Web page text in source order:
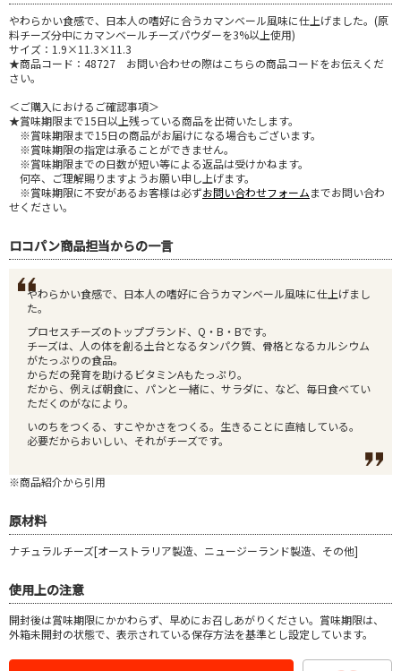
やわらかい食感で、日本人の嗜好に合うカマンベール風味に仕上げました。(原
料チーズ分中にカマンベールチーズパウダーを3%以上使用)
サイズ：1.9×11.3×11.3
★商品コード：48727 お問い合わせの際はこちらの商品コードをお伝えくだ
さい。
＜ご購入におけるご確認事項＞
★賞味期限まで15日以上残っている商品を出荷いたします。
※賞味期限まで15日の商品がお届けになる場合もございます。
※賞味期限の指定は承ることができません。
※賞味期限までの日数が短い等による返品は受けかねます。
何卒、ご理解賜りますようお願い申し上げます。
※賞味期限に不安があるお客様は必ずお問い合わせフォームまでお問い合わ
せください。
ロコパン商品担当からの一言
やわらかい食感で、日本人の嗜好に合うカマンベール風味に仕上げまし
た。
プロセスチーズのトップブランド、Q・B・Bです。
チーズは、人の体を創る土台となるタンパク質、骨格となるカルシウム
がたっぷりの食品。
からだの発育を助けるビタミンAもたっぷり。
だから、例えば朝食に、パンと一緒に、サラダに、など、毎日食べてい
ただくのがなにより。
いのちをつくる、すこやかさをつくる。生きることに直結している。
必要だからおいしい、それがチーズです。
※商品紹介から引用
原材料
ナチュラルチーズ[オーストラリア製造、ニュージーランド製造、その他]
使用上の注意
開封後は賞味期限にかかわらず、早めにお召しあがりください。賞味期限は、
外箱未開封の状態で、表示されている保存方法を基準とし設定しています。